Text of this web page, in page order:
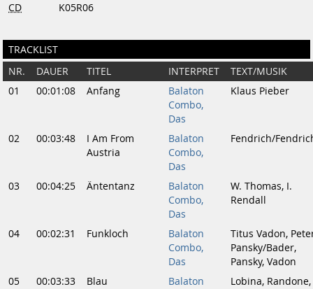
CD
K05R06
TRACKLIST
NR. DAUER TITEL INTERPRET
TEXT/MUSIK
01
00:01:08 Anfang
Balaton
Combo,
Das
Klaus Pieber
02 00:03:48
I Am From
Austria
Balaton
Combo,
Das
Fendrich/
03 00:04:25 Äntentanz
Balaton
Combo,
Das
W. Thomas, I.
Rendall
04 00:02:31 Funkloch
Balaton
Combo,
Das
Titus Vadon,
Pansky/Bader,
Pansky, Vadon
05
00:03:33 Blau
Balaton
Lobina, Randone,